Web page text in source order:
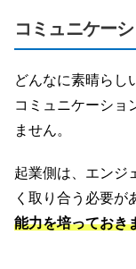
コミュニケー
どんなに素晴らし
コミュニケーショ
ません。
起業側は、エンジ
く取り合う必要が
能力を培っておき